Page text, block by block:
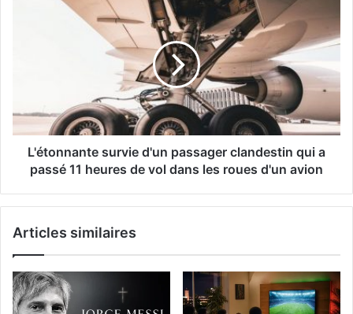
L'étonnante survie d'un passager clandestin qui a
passé 11 heures de vol dans les roues d'un avion
Articles similaires